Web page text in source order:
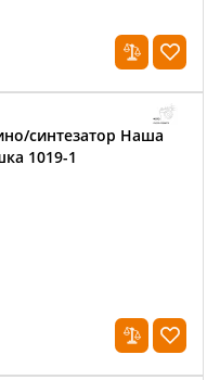
синтезатор Наша
1019-1